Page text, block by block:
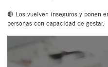
🔴 Los vuelven inseguros y ponen
personas con capacidad de gestar.